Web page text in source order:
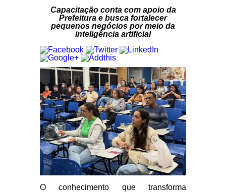
Capacitação conta com apoio da
Prefeitura e busca fortalecer
pequenos negócios por meio da
inteligência artificial
O conhecimento que transforma